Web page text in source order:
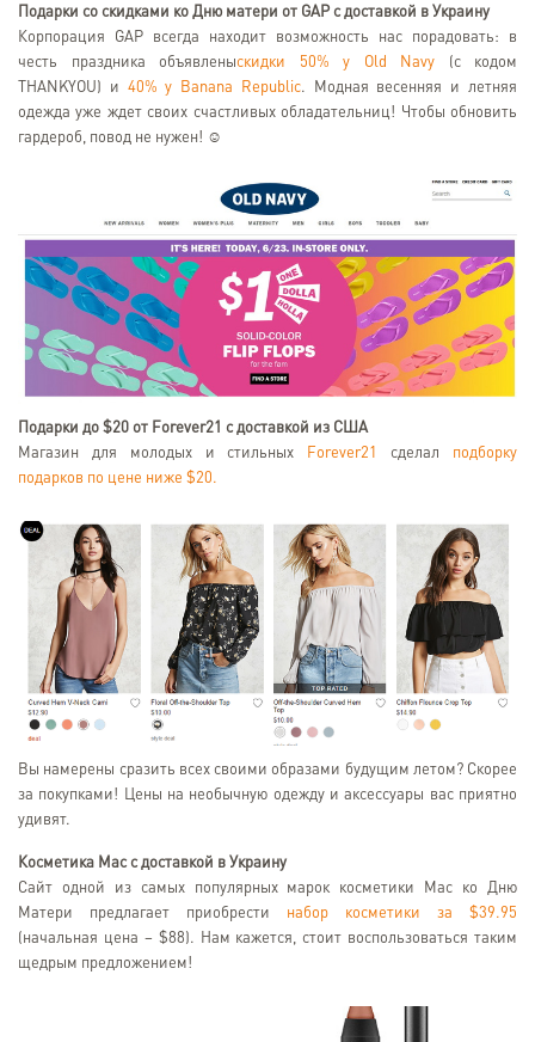
Подарки со скидками ко Дню матери от GAP с доставкой в Украину
Корпорация GAP всегда находит возможность нас порадовать: в
честь праздника объявленыскидки 50% у Old Navy (с кодом
THANKYOU) и 40% у Banana Republic. Модная весенняя и летняя
одежда уже ждет своих счастливых обладательниц! Чтобы обновить
гардероб, повод не нужен! ☺
Подарки до $20 от Forever21 с доставкой из США
Магазин для молодых и стильных
Forever21 сделал подборку
подарков по цене ниже $20.
Вы намерены сразить всех своими образами будущим летом? Скорее
за покупками! Цены на необычную одежду и аксессуары вас приятно
удивят.
Косметика Mac с доставкой в Украину
Сайт одной из самых популярных марок косметики Mac ко Дню
Матери предлагает приобрести набор косметики за $39.95
(начальная цена – $88). Нам кажется, стоит воспользоваться таким
щедрым предложением!